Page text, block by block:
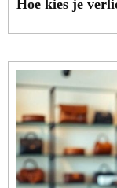
Hoe kies je